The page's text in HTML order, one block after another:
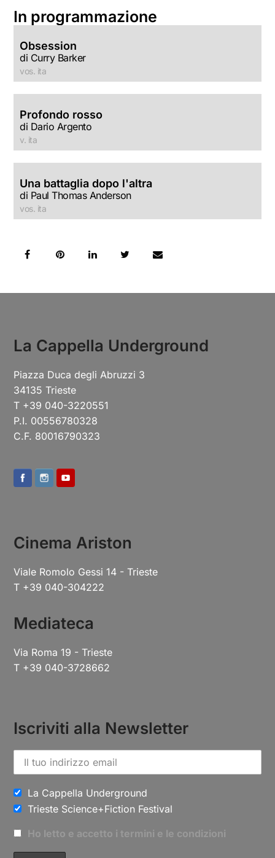
In programmazione
Obsession
di Curry Barker
vos. ita
Profondo rosso
di Dario Argento
v. ita
Una battaglia dopo l'altra
di Paul Thomas Anderson
vos. ita
La Cappella Underground
Piazza Duca degli Abruzzi 3
34135 Trieste
T +39 040-3220551
P.I. 00556780328
C.F. 80016790323
Cinema Ariston
Viale Romolo Gessi 14 - Trieste
T +39 040-304222
Mediateca
Via Roma 19 - Trieste
T +39 040-3728662
Iscriviti alla Newsletter
La Cappella Underground
Trieste Science+Fiction Festival
Ho letto e accetto i termini e le condizioni